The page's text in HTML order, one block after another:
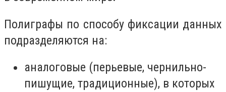
Полиграфы по способу фиксации данных
подразделяются на:
аналоговые (перьевые, чернильно-
пишущие, традиционные), в которых